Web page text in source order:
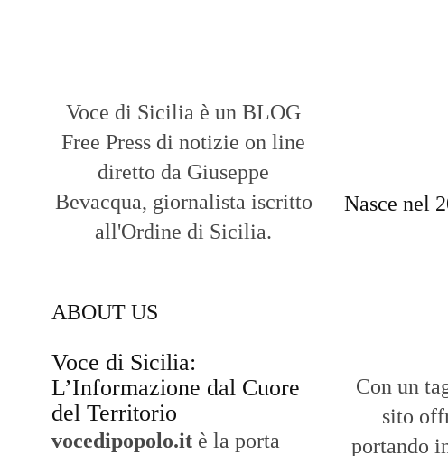
Voce di Sicilia è un BLOG
Free Press di notizie on line
diretto da Giuseppe
Bevacqua, giornalista iscritto
all'Ordine di Sicilia.
ABOUT US
Voce di Sicilia:
L’Informazione dal Cuore
del Territorio
vocedipopolo.it è la porta
Nasce nel
Con un
sito
portando